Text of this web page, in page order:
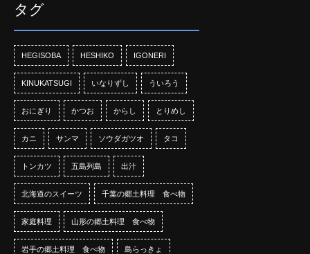
タグ
HEGISOBA HESHIKO IGONERI
KINUKATSUGI いなりずし ういろう
おにぎり かつお からし とりめし
カニ サンマ ソウダガツオ タコ
トンカツ 五島列島 出汁
北海道のスイーツ 千葉の郷土料理 食べ物
家庭料理 山形の郷土料理 食べ物
岩手の郷土料理 食べ物 島らっきょ